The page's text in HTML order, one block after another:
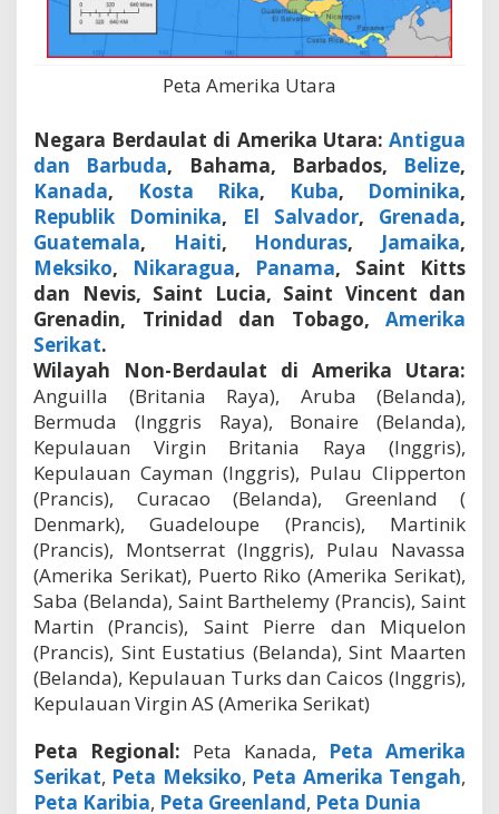
Peta Amerika Utara
Negara Berdaulat di Amerika Utara: Antigua
dan Barbuda, Bahama, Barbados, Belize,
Kanada, Kosta Rika, Kuba, Dominika,
Republik Dominika, El Salvador, Grenada,
Guatemala, Haiti, Honduras, Jamaika,
Meksiko, Nikaragua, Panama, Saint Kitts
dan Nevis, Saint Lucia, Saint Vincent dan
Grenadin, Trinidad dan Tobago, Amerika
Serikat.
Wilayah Non-Berdaulat di Amerika Utara:
Anguilla (Britania Raya), Aruba (Belanda),
Bermuda (Inggris Raya), Bonaire (Belanda),
Kepulauan Virgin Britania Raya (Inggris),
Kepulauan Cayman (Inggris), Pulau Clipperton
(Prancis), Curacao (Belanda), Greenland (
Denmark), Guadeloupe (Prancis), Martinik
(Prancis), Montserrat (Inggris), Pulau Navassa
(Amerika Serikat), Puerto Riko (Amerika Serikat),
Saba (Belanda), Saint Barthelemy (Prancis), Saint
Martin (Prancis), Saint Pierre dan Miquelon
(Prancis), Sint Eustatius (Belanda), Sint Maarten
(Belanda), Kepulauan Turks dan Caicos (Inggris),
Kepulauan Virgin AS (Amerika Serikat)
Peta Regional: Peta Kanada, Peta Amerika
Serikat, Peta Meksiko, Peta Amerika Tengah,
Peta Karibia, Peta Greenland, Peta Dunia